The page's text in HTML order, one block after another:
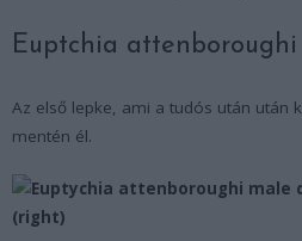
Euptchia attenboroughi
Az első lepke, ami a tudós után után
mentén él.